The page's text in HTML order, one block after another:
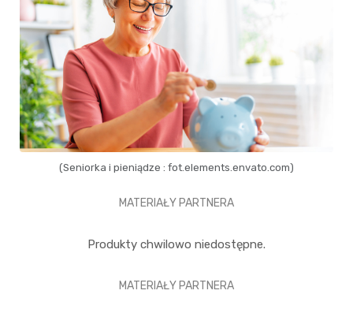
(Seniorka i pieniądze : fot.elements.envato.com)
MATERIAŁY PARTNERA
Produkty chwilowo niedostępne.
MATERIAŁY PARTNERA